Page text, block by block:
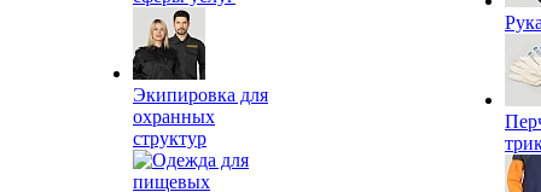
Экипировка для
охранных
структур